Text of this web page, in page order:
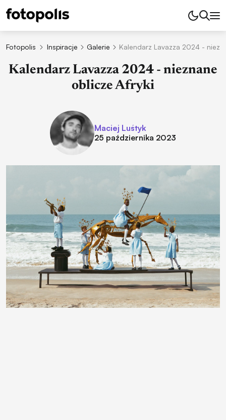
Fotopolis Inspiracje Galerie Kalendarz Lavazza 2024 -
Kalendarz Lavazza 2024 - nieznane
oblicze Afryki
Maciej Luśtyk
25 października 2023